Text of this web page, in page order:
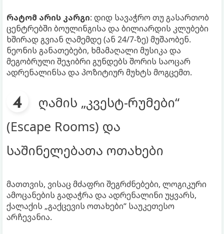
რატომ არის კარგი: დიდ სავაჭრო თუ გასართობ
ცენტრებში ბოულინგისა და ბილიარდის კლუბები
ხშირად გვიან ღამემდე (ან 24/7-ზე) მუშაობენ.
ნეონის განათებები, ხმამაღალი მუსიკა და
მეგობრული შეჯიბრი გუნდებს შორის საოცარ
ადრენალინსა და პოზიტიურ მუხტს მოგცემთ.
ღამის „კვესტ-რუმები“
(Escape Rooms) და
საშინელებათა ოთახები
მათთვის, ვისაც მძაფრი შეგრძნებები, ლოგიკური
ამოცანების გადაჭრა და ადრენალინი უყვარს,
ქალაქის „გაქცევის ოთახები“ საუკეთესო
არჩევანია.